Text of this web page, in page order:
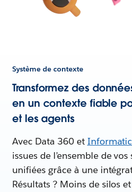
Système de contexte
Transformez des
en un contexte fiable
et les agents
Avec Data 360 et
issues de l’ensemble de
unifiées grâce à une
Résultats ? Moins de silos